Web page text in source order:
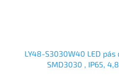
LY48-S3030W40 LED
SMD3030 , IP65,